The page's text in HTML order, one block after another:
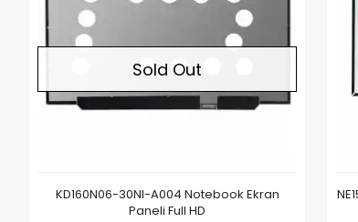
NE156FHM-NXA V18.0 Notebook Ekran Paneli
144Hz